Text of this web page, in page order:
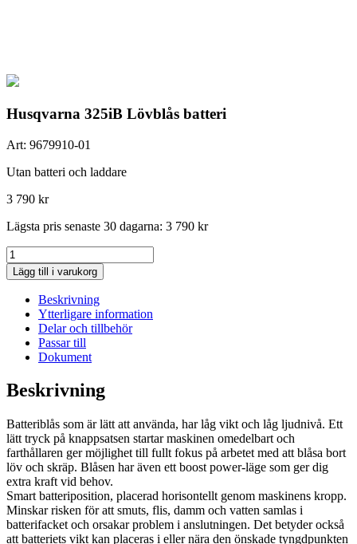
Husqvarna 325iB Lövblås batteri
Art: 9679910-01
Utan batteri och laddare
3 790 kr
Lägsta pris senaste 30 dagarna: 3 790 kr
Husqvarna
325iB
Lövblås
batteri
mängd
Lägg till i varukorg
Beskrivning
Ytterligare information
Delar och tillbehör
Passar till
Dokument
Beskrivning
Batteriblås som är lätt att använda, har låg vikt och låg ljudnivå. Ett
lätt tryck på knappsatsen startar maskinen omedelbart och
farthållaren ger möjlighet till fullt fokus på arbetet med att blåsa bort
löv och skräp. Blåsen har även ett boost power-läge som ger dig
extra kraft vid behov.
Smart batteriposition, placerad horisontellt genom maskinens kropp.
Minskar risken för att smuts, flis, damm och vatten samlas i
batterifacket och orsakar problem i anslutningen. Det betyder också
att batteriets vikt kan placeras i eller nära den önskade tyngdpunkten